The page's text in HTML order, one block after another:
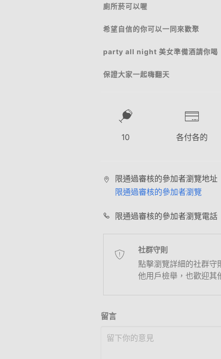
廁所菸可以喔
希望自信的你可以一同來歡聚
party all night 美女準備酒請你喝
保證大家一起嗨翻天
10 各付各的
限通過審核的參加者瀏覽地址
限通過審核的參加者瀏覽
限通過審核的參加者瀏覽電話
社群守則
點擊瀏覽詳細的社群守
他用戶檢舉，也歡迎其
留言